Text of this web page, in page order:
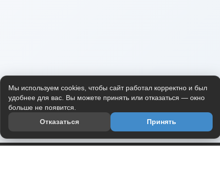
Мы используем cookies, чтобы сайт работал корректно и был
удобнее для вас. Вы можете принять или отказаться — окно
больше не появится.
Отказаться
Принять